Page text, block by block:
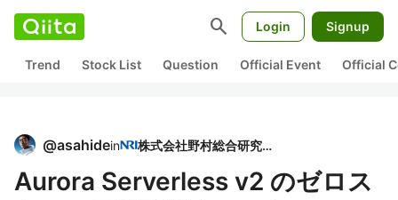
search Login Signup
Trend Stock List Question Official Event Official
@asahidein 株式会社野村総合研究所
Aurora Serverless v2 のゼロス